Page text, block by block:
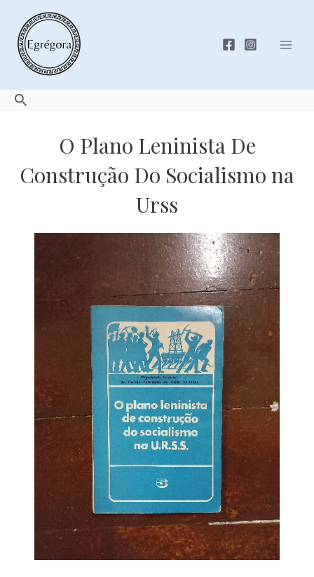
content
Search
O Plano Leninista De
Construção Do Socialismo na
Urss